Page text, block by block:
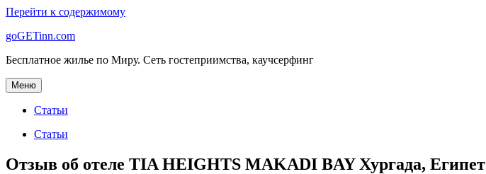
Перейти к содержимому
goGETinn.com
Бесплатное жилье по Миру. Сеть гостеприимства, каучсерфинг
Меню
Статьи
Статьи
Отзыв об отеле TIA HEIGHTS MAKADI BAY Хургада, Египет